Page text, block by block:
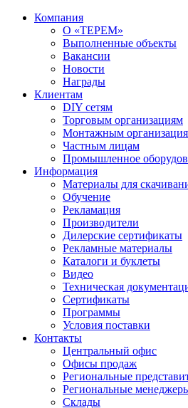
Компания
О «ТЕРЕМ»
Выполненные объекты
Вакансии
Новости
Награды
Клиентам
DIY сетям
Торговым организациям
Монтажным
Частным лицам
Промышленное
Информация
Материалы для
Обучение
Рекламация
Производители
Дилерские сертификаты
Рекламные материалы
Каталоги и буклеты
Видео
Техническая
Сертификаты
Программы
Условия поставки
Контакты
Центральный офис
Офисы продаж
Региональные
Региональные
Склады